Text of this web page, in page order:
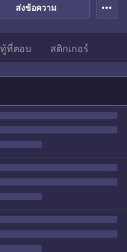
ส่งข้อความ more_horiz
ที่ตอบ สติกเกอร์